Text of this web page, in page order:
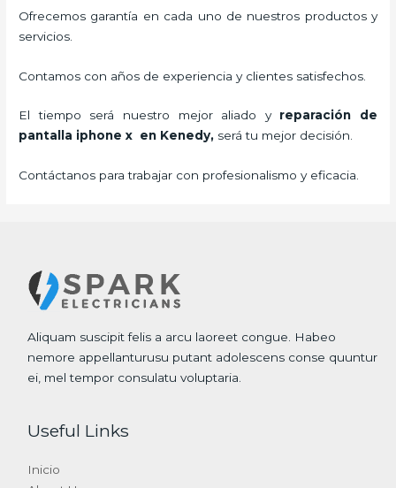
Ofrecemos garantía en cada uno de nuestros productos y
servicios.
Contamos con años de experiencia y clientes satisfechos.
El tiempo será nuestro mejor aliado y reparación de
pantalla iphone x en Kenedy, será tu mejor decisión.
Contáctanos para trabajar con profesionalismo y eficacia.
Aliquam suscipit felis a arcu laoreet congue. Habeo
nemore appellanturusu putant adolescens conse quuntur
ei, mel tempor consulatu voluptaria.
Useful Links
Inicio